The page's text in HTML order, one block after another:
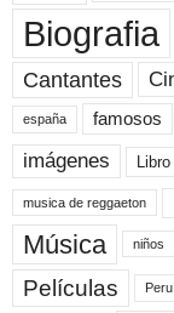
Biografia
Cantantes
españa famosos
imágenes Libro
musica de reggaeton
Música niños
Películas Peru